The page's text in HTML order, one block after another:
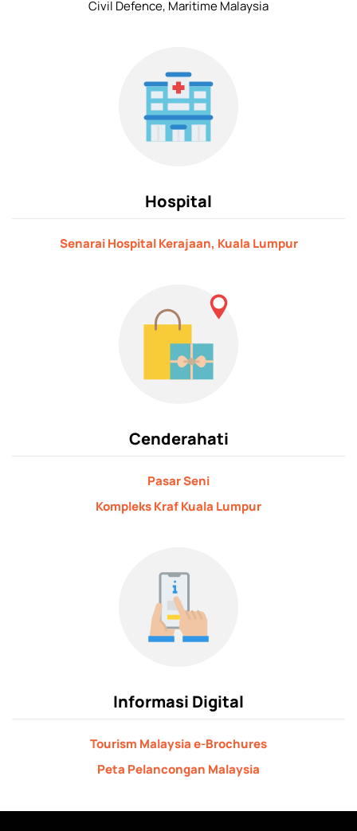
Civil Defence, Maritime Malaysia
Hospital
Senarai Hospital Kerajaan, Kuala Lumpur
Cenderahati
Pasar Seni
Kompleks Kraf Kuala Lumpur
Informasi Digital
Tourism Malaysia e-Brochures
Peta Pelancongan Malaysia